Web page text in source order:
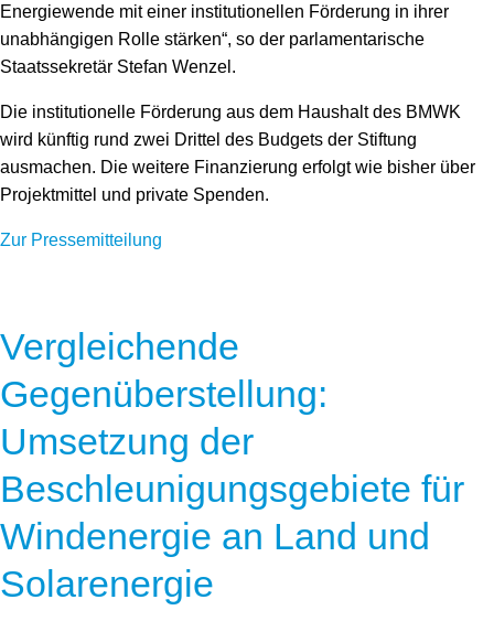
Energiewende mit einer institutionellen Förderung in ihrer
unabhängigen Rolle stärken“, so der parlamentarische
Staatssekretär Stefan Wenzel.
Die institutionelle Förderung aus dem Haushalt des BMWK
wird künftig rund zwei Drittel des Budgets der Stiftung
ausmachen. Die weitere Finanzierung erfolgt wie bisher über
Projektmittel und private Spenden.
Zur Pressemitteilung
Vergleichende
Gegenüberstellung:
Umsetzung der
Beschleunigungsgebiete für
Windenergie an Land und
Solarenergie